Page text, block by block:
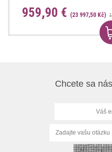
959,90 € (23 997,50 Kč)
Chcete sa